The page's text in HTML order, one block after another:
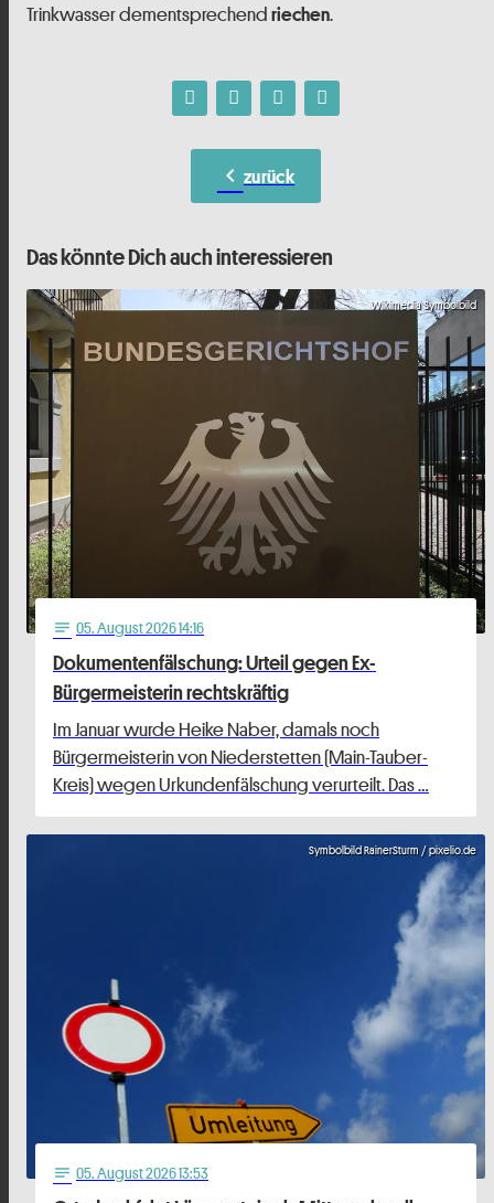
Trinkwasser dementsprechend riechen.
chevron_left zurück
Das könnte Dich auch interessieren
Wikimedia Symbolbild
notes 05. August 2026 14:16
Dokumentenfälschung: Urteil gegen Ex-
Bürgermeisterin rechtskräftig
Im Januar wurde Heike Naber, damals noch
Bürgermeisterin von Niederstetten (Main-Tauber-
Kreis) wegen Urkundenfälschung verurteilt. Das …
Symbolbild RainerSturm / pixelio.de
notes 05. August 2026 13:53